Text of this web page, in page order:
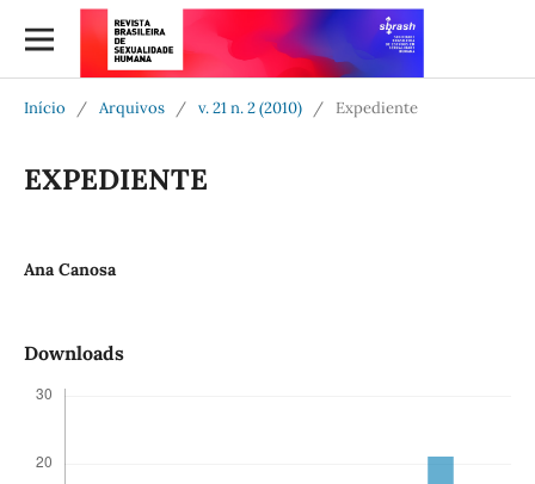
Início / Arquivos / v. 21 n. 2 (2010) / Expediente
EXPEDIENTE
Ana Canosa
Downloads